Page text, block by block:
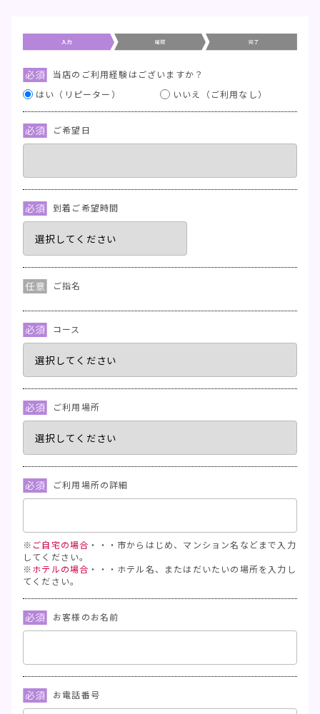
当店のご利用経験はございますか？
はい（リピーター）
いいえ（ご利用なし）
ご希望日
到着ご希望時間
ご指名
コース
ご利用場所
ご利用場所の詳細
※ ご自宅の場合 ・・・市からはじめ、マンション名などまで入力
してください。
※ ホテルの場合 ・・・ホテル名、またはだいたいの場所を入力し
てください。
お客様のお名前
お電話番号